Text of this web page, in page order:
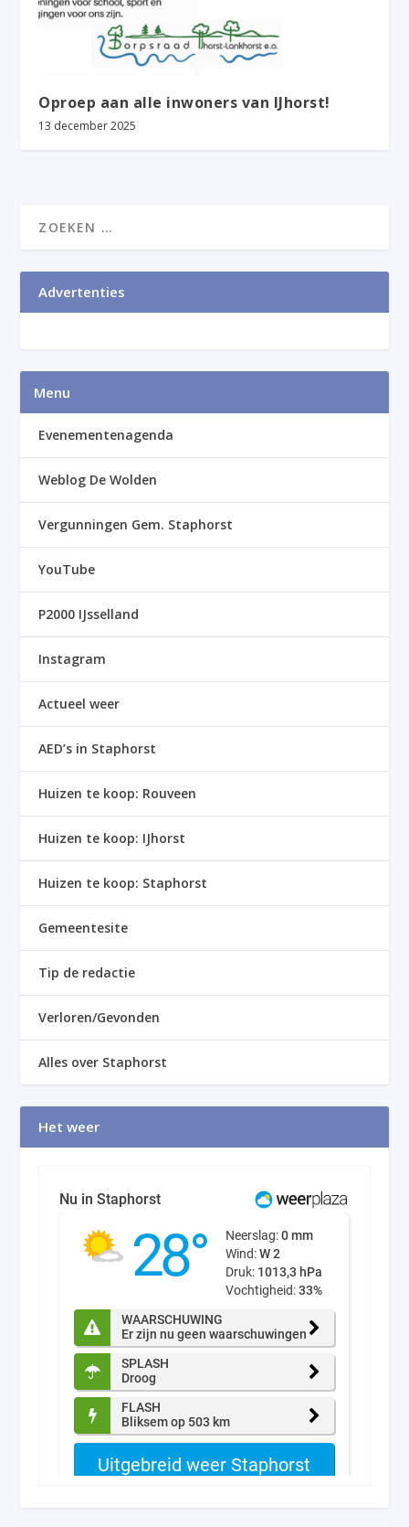
Oproep aan alle inwoners van IJhorst!
13 december 2025
Advertenties
Menu
Evenementenagenda
Weblog De Wolden
Vergunningen Gem. Staphorst
YouTube
P2000 IJsselland
Instagram
Actueel weer
AED’s in Staphorst
Huizen te koop: Rouveen
Huizen te koop: IJhorst
Huizen te koop: Staphorst
Gemeentesite
Tip de redactie
Verloren/Gevonden
Alles over Staphorst
Het weer